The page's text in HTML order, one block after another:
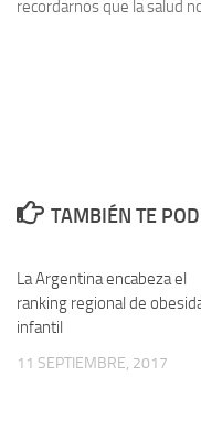
recordarnos que la salud
TAMBIÉN TE
La Argentina encabeza el
ranking regional de
infantil
11 SEPTIEMBRE, 2017